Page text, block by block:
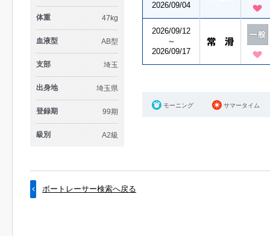
体重 47kg
血液型 AB型
支部 埼玉
出身地 埼玉県
登録期 99期
級別 A2級
2026/09/04
2026/09/12
～
2026/09/17
モーニング サマータイム
ボートレーサー検索へ戻る